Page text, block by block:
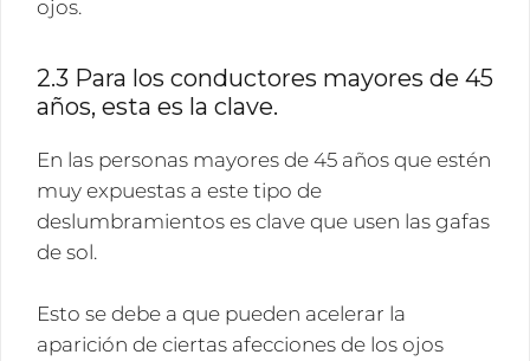
ojos.
2.3 Para los conductores mayores de 45
años, esta es la clave.
En las personas mayores de 45 años que estén
muy expuestas a este tipo de
deslumbramientos es clave que usen las gafas
de sol.
Esto se debe a que pueden acelerar la
aparición de ciertas afecciones de los ojos